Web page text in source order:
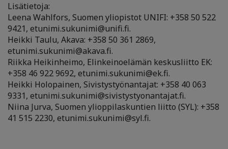
Lisätietoja:
Leena Wahlfors, Suomen yliopistot UNIFI: +358 50 522
9421, etunimi.sukunimi@unifi.fi.
Heikki Taulu, Akava: +358 50 361 2869,
etunimi.sukunimi@akava.fi.
Riikka Heikinheimo, Elinkeinoelämän keskusliitto EK:
+358 46 922 9692, etunimi.sukunimi@ek.fi.
Heikki Holopainen, Sivistystyönantajat: +358 40 063
9331, etunimi.sukunimi@sivistystyonantajat.fi.
Niina Jurva, Suomen ylioppilaskuntien liitto (SYL): +358
41 515 2230, etunimi.sukunimi@syl.fi.